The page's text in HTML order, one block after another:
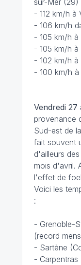
- 112 km/h à
- 106 km/h
- 105 km/h à
- 105 km/h
- 102 km/h
- 100 km/h
Vendredi 27
provenance
Sud-est de
fait souvent
d'ailleurs
mois d'avril.
l'effet de
Voici les
:
- Grenoble-
(record
- Sartène
- Carpentras